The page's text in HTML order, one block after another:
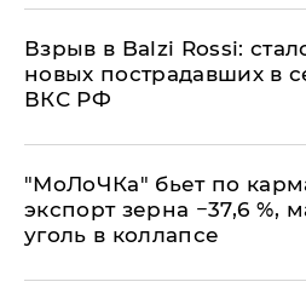
Взрыв в Balzi Rossi:
новых пострадавших в
ВКС РФ
​"МоЛоЧКа" бьет по
экспорт зерна −37,6 %,
уголь в коллапсе